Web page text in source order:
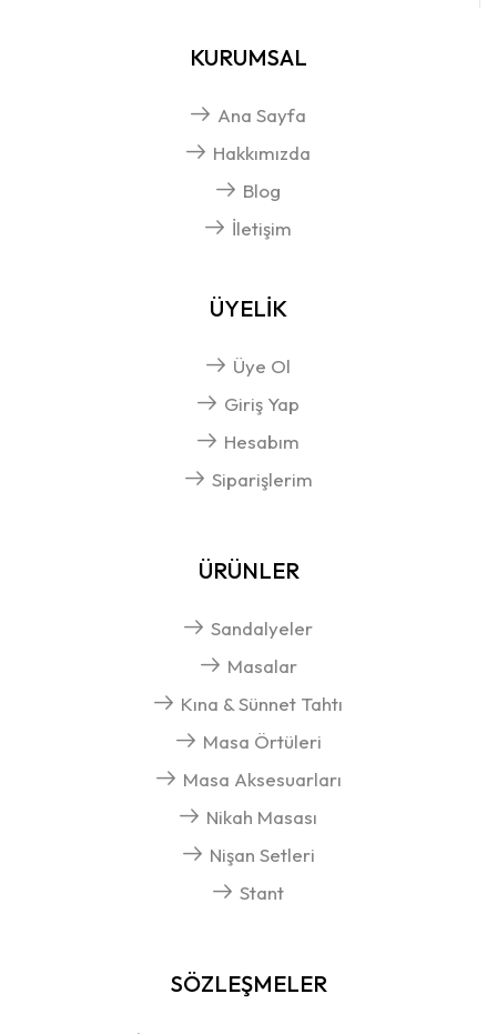
KURUMSAL
Ana Sayfa
Hakkımızda
Blog
İletişim
ÜYELİK
Üye Ol
Giriş Yap
Hesabım
Siparişlerim
ÜRÜNLER
Sandalyeler
Masalar
Kına & Sünnet Tahtı
Masa Örtüleri
Masa Aksesuarları
Nikah Masası
Nişan Setleri
Stant
SÖZLEŞMELER